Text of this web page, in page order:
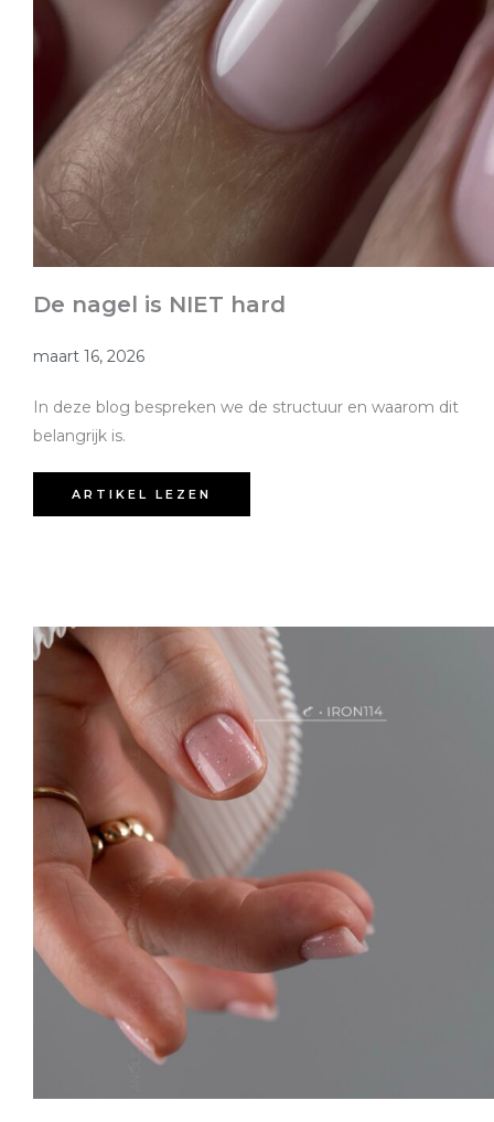
De nagel is NIET hard
maart 16, 2026
In deze blog bespreken we de structuur en waarom dit
belangrijk is.
ARTIKEL LEZEN